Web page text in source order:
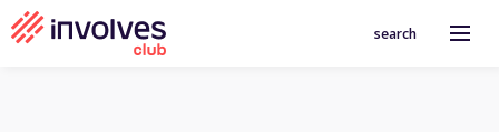
search